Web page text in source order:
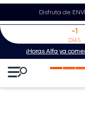
Disfruta de
¡Horas Alfa ya
-1
DÍAS